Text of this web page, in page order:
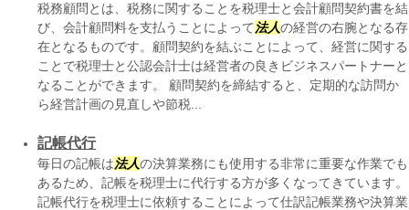
税務顧問とは、税務に関することを税理士と会計顧問契約書を結
び、会計顧問料を支払うことによって 法人の経営の右腕となる存
在となるものです。顧問契約を結ぶことによって、経営に関する
ことで税理士と公認会計士は経営者の良きビジネスパートナーと
なることができます。 顧問契約を締結すると、定期的な訪問か
ら経営計画の見直しや節税...
記帳代行
毎日の記帳は法人の決算業務にも使用する非常に重要な作業でも
あるため、記帳を税理士に代行する方が多くなってきています。
記帳代行を税理士に依頼することによって仕訳記帳業務や決算業